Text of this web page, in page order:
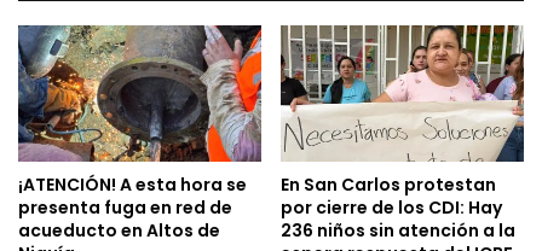
¡ATENCIÓN! A esta hora se
presenta fuga en red de
acueducto en Altos de
En San Carlos protestan
por cierre de los CDI: Hay
236 niños sin atención a la